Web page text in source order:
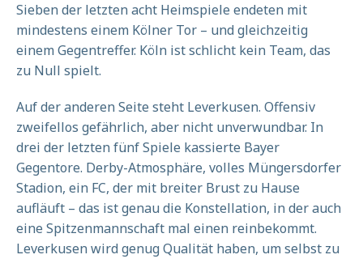
Sieben der letzten acht Heimspiele endeten mit
mindestens einem Kölner Tor – und gleichzeitig
einem Gegentreffer. Köln ist schlicht kein Team, das
zu Null spielt.
Auf der anderen Seite steht Leverkusen. Offensiv
zweifellos gefährlich, aber nicht unverwundbar. In
drei der letzten fünf Spiele kassierte Bayer
Gegentore. Derby-Atmosphäre, volles Müngersdorfer
Stadion, ein FC, der mit breiter Brust zu Hause
aufläuft – das ist genau die Konstellation, in der auch
eine Spitzenmannschaft mal einen reinbekommt.
Leverkusen wird genug Qualität haben, um selbst zu